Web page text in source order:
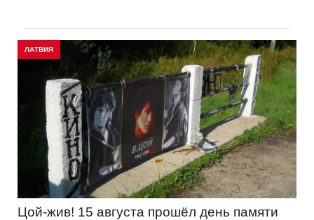
ЛАТВИЯ
Цой-жив! 15 августа прошёл день памяти